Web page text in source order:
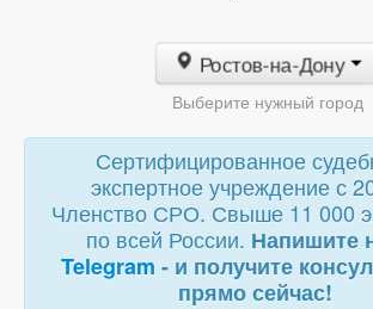
Ростов-на-Дону
Выберите нужный город
Сертифицированное
экспертное учреждение с
Членство СРО. Свыше 11 000
по всей России. Напишите
Telegram - и получите
прямо сейчас!